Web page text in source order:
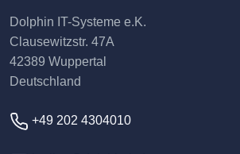
Dolphin IT-Systeme e.K.
Clausewitzstr. 47A
42389 Wuppertal
Deutschland
+49 202 4304010